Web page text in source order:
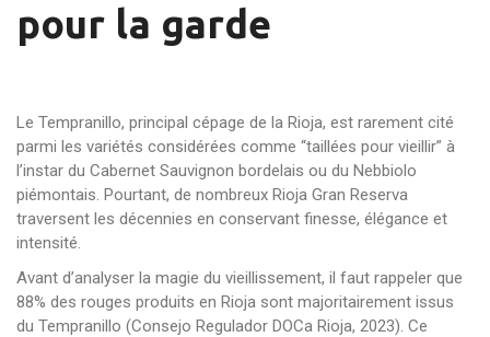
pour la garde
Le Tempranillo, principal cépage de la Rioja, est rarement cité
parmi les variétés considérées comme “taillées pour vieillir” à
l’instar du Cabernet Sauvignon bordelais ou du Nebbiolo
piémontais. Pourtant, de nombreux Rioja Gran Reserva
traversent les décennies en conservant finesse, élégance et
intensité.
Avant d’analyser la magie du vieillissement, il faut rappeler que
88% des rouges produits en Rioja sont majoritairement issus
du Tempranillo (Consejo Regulador DOCa Rioja, 2023). Ce